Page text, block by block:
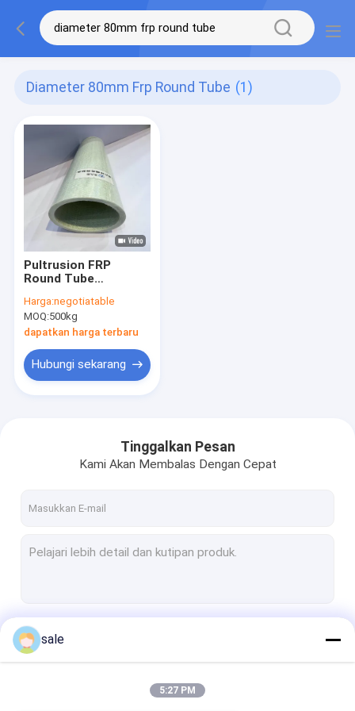
Diameter 80mm Frp Round Tube (1)
Pultrusion FRP
Round Tube
Dengan Biaxial
Combo Mat Wrapping
Surface di Luar
Harga:negotiatable
MOQ:500kg
dapatkan harga terbaru
Hubungi sekarang
Tinggalkan Pesan
Kami Akan Membalas Dengan Cepat
sale
5:27 PM